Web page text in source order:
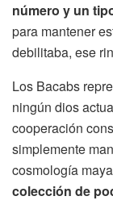
número y un
para mantener
debilitaba, ese
Los Bacabs
ningún dios
cooperación
simplemente
cosmología
colección de